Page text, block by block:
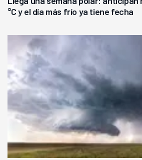
°C y el día más frío ya tiene fecha